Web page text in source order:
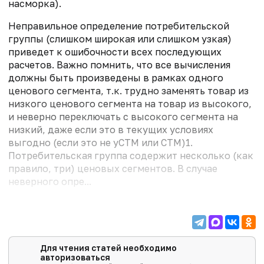
насморка).
Неправильное определение потребительской
группы (слишком широкая или слишком узкая)
приведет к ошибочности всех последую­щих
расчетов. Важно помнить, что все вычисления
должны быть произведены в рамках одного
ценового сегмента, т.к. трудно заменять товар из
низкого ценового сегмента на товар из высокого,
и неверно переключать с высокого сегмента на
низкий, даже если это в текущих условиях
выгодно (если это не уСТМ или СТМ)1.
Потребительская группа содержит несколько (как
правило, три) ценовых сегментов. В случае
неверного опре...
Для чтения статей необходимо
авторизоваться